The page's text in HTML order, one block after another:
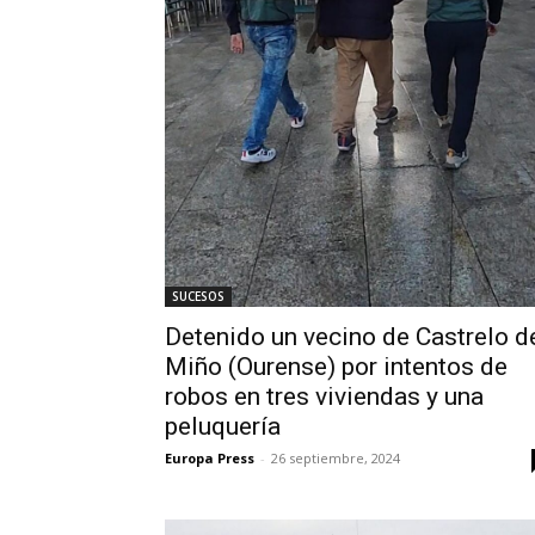
SUCESOS
Detenido un vecino de Castrelo
Miño (Ourense) por intentos de
robos en tres viviendas y una
peluquería
Europa Press - 26 septiembre, 2024